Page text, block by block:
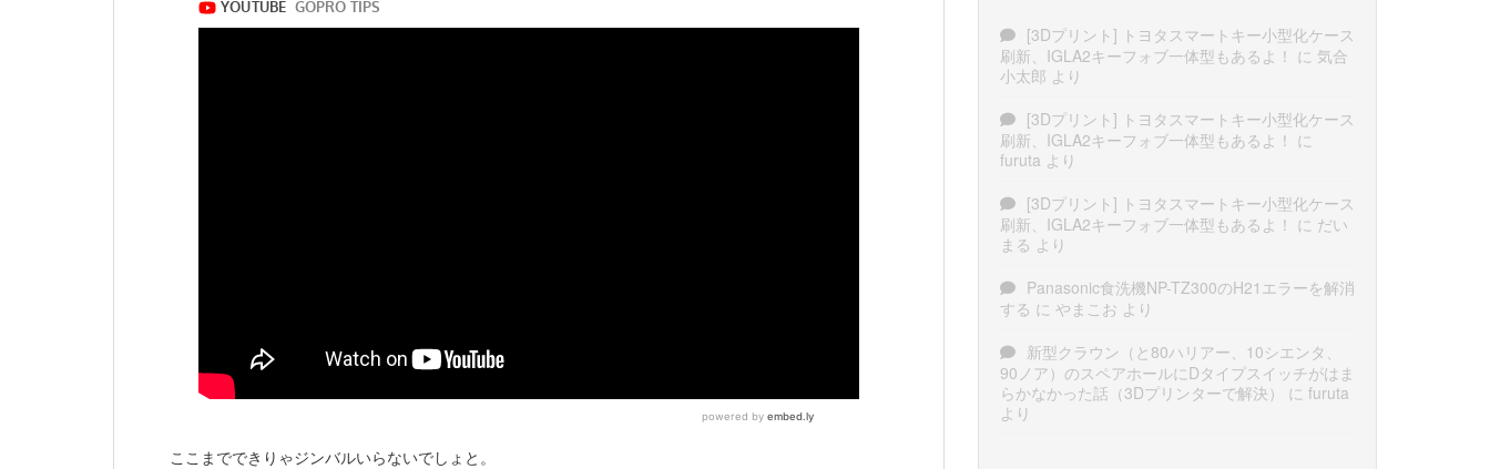
ここまでできりゃジンバルいらないでしょと。
[3Dプリント] トヨタスマートキー小型化ケース
刷新、IGLA2キーフォブ一体型もあるよ！ に 気合
小太郎 より
[3Dプリント] トヨタスマートキー小型化ケース
刷新、IGLA2キーフォブ一体型もあるよ！ に
furuta より
[3Dプリント] トヨタスマートキー小型化ケース
刷新、IGLA2キーフォブ一体型もあるよ！ に だい
まる より
Panasonic食洗機NP-TZ300のH21エラーを解消
する に やまこお より
新型クラウン（と80ハリアー、10シエンタ、
90ノア）のスペアホールにDタイプスイッチがはま
らかなかった話（3Dプリンターで解決）
に furuta
より